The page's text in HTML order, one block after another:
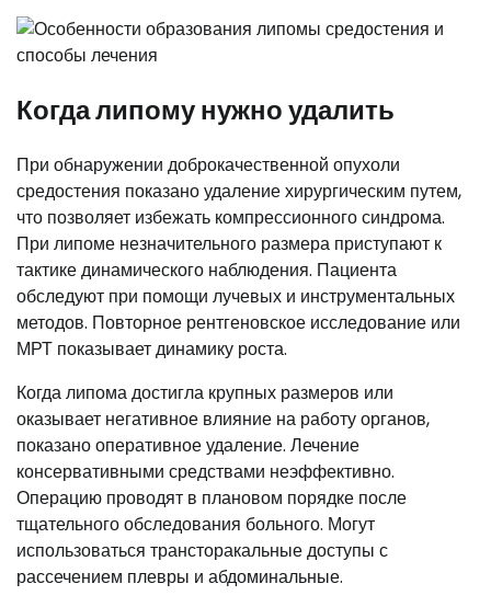
Когда липому нужно удалить
При обнаружении доброкачественной опухоли
средостения показано удаление хирургическим путем,
что позволяет избежать компрессионного синдрома.
При липоме незначительного размера приступают к
тактике динамического наблюдения. Пациента
обследуют при помощи лучевых и инструментальных
методов. Повторное рентгеновское исследование или
МРТ показывает динамику роста.
Когда липома достигла крупных размеров или
оказывает негативное влияние на работу органов,
показано оперативное удаление. Лечение
консервативными средствами неэффективно.
Операцию проводят в плановом порядке после
тщательного обследования больного. Могут
использоваться трансторакальные доступы с
рассечением плевры и абдоминальные.